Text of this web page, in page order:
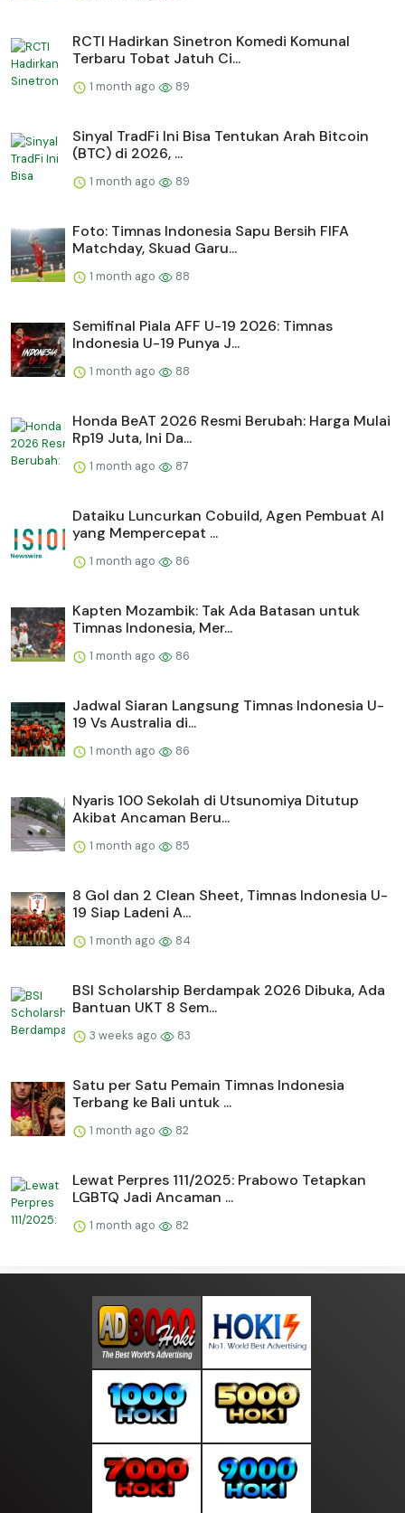
RCTI Hadirkan Sinetron Komedi Komunal
Terbaru Tobat Jatuh Ci...
1 month ago 89
Sinyal TradFi Ini Bisa Tentukan Arah Bitcoin
(BTC) di 2026, ...
1 month ago 89
Foto: Timnas Indonesia Sapu Bersih FIFA
Matchday, Skuad Garu...
1 month ago 88
Semifinal Piala AFF U-19 2026: Timnas
Indonesia U-19 Punya J...
1 month ago 88
Honda BeAT 2026 Resmi Berubah: Harga Mulai
Rp19 Juta, Ini Da...
1 month ago 87
Dataiku Luncurkan Cobuild, Agen Pembuat AI
yang Mempercepat ...
1 month ago 86
Kapten Mozambik: Tak Ada Batasan untuk
Timnas Indonesia, Mer...
1 month ago 86
Jadwal Siaran Langsung Timnas Indonesia U-
19 Vs Australia di...
1 month ago 86
Nyaris 100 Sekolah di Utsunomiya Ditutup
Akibat Ancaman Beru...
1 month ago 85
8 Gol dan 2 Clean Sheet, Timnas Indonesia U-
19 Siap Ladeni A...
1 month ago 84
BSI Scholarship Berdampak 2026 Dibuka, Ada
Bantuan UKT 8 Sem...
3 weeks ago 83
Satu per Satu Pemain Timnas Indonesia
Terbang ke Bali untuk ...
1 month ago 82
Lewat Perpres 111/2025: Prabowo Tetapkan
LGBTQ Jadi Ancaman ...
1 month ago 82